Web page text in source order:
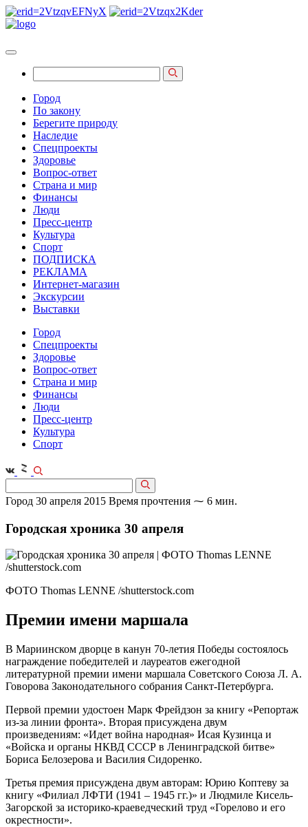
Город
По закону
Берегите природу
Наследие
Спецпроекты
Здоровье
Вопрос-ответ
Страна и мир
Финансы
Люди
Пресс-центр
Культура
Спорт
ПОДПИСКА
РЕКЛАМА
Интернет-магазин
Экскурсии
Выставки
Город
Спецпроекты
Здоровье
Вопрос-ответ
Страна и мир
Финансы
Люди
Пресс-центр
Культура
Спорт
Город 30 апреля 2015 Время прочтения ⁓ 6 мин.
Городская хроника 30 апреля
ФОТО Thomas LENNE /shutterstock.com
Премии имени маршала
В Мариинском дворце в канун 70-летия Победы состоялось
награждение победителей и лауреатов ежегодной
литературной премии имени маршала Советского Союза Л. А.
Говорова Законодательного собрания Санкт-Петербурга.
Первой премии удостоен Марк Фрейдзон за книгу «Репортаж
из-за линии фронта». Вторая присуждена двум
произведениям: «Идет война народная» Исая Кузинца и
«Войска и органы НКВД СССР в Ленинградской битве»
Бориса Белозерова и Василия Сидоренко.
Третья премия присуждена двум авторам: Юрию Коптеву за
книгу «Филиал ЛФТИ (1941 – 1945 гг.)» и Людмиле Кисель-
Загорской за историко-краеведческий труд «Горелово и его
окрестности».